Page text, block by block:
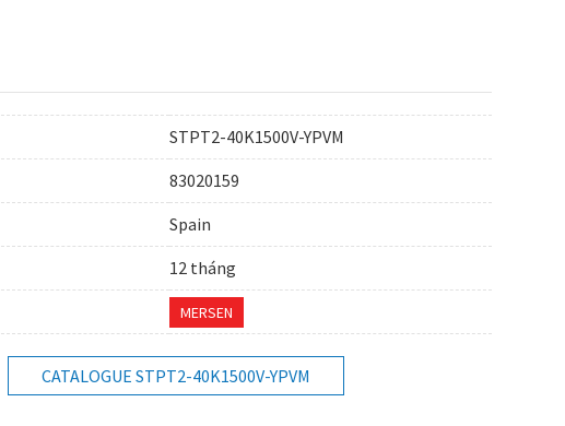
STPT2-40K1500V-YPVM
83020159
Spain
12 tháng
MERSEN
CATALOGUE STPT2-40K1500V-YPVM